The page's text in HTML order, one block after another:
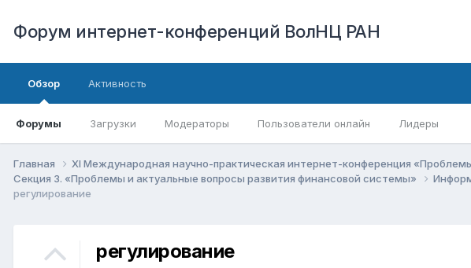
Форум интернет-конференций ВолНЦ РАН
Обзор
Форумы Загрузки Модераторы Пользователи онлайн Лидеры
Активность
Главная
XI Международная научно-практическая интернет-конференция
Секция 3. «Проблемы и актуальные вопросы развития финансовой системы»
регулирование
регулирование